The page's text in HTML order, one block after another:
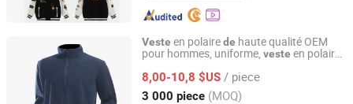
Veste en polairede haute qualité OEM
pour hommes, uniforme, veste en polaire
8,00-10,8 $US / piece
3 000 piece (MOQ)
Kinglong Protective Products (Hubei) Co., Ltd.
Hubei, China Depuis 2004